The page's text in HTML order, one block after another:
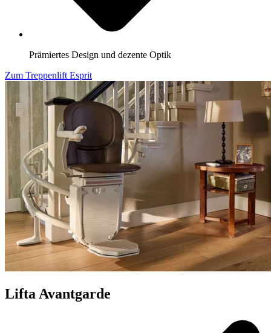
Prämiertes Design und dezente Optik
Zum Treppenlift Esprit
Lifta Avantgarde